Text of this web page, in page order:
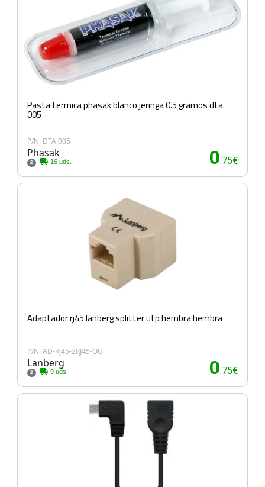
Pasta termica phasak blanco jeringa 0.5 gramos dta
005
P/N: DTA 005
Phasak
2 16 uds. 0.75€
Adaptador rj45 lanberg splitter utp hembra hembra
P/N: AD-RJ45-2RJ45-OU
Lanberg
2 9 uds. 0.75€